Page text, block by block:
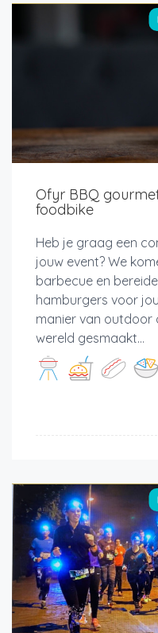
Ofyr BBQ
foodbike
Heb je graag een
jouw event? We
barbecue en
hamburgers voor
manier van outdoor
wereld gesmaakt...